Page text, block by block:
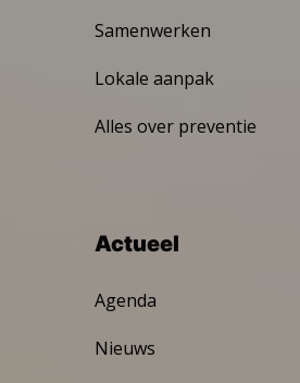
Samenwerken
Lokale aanpak
Alles over preventie
Actueel
Agenda
Nieuws